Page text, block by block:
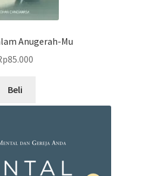
Anugerah-Mu
85.000
Beli